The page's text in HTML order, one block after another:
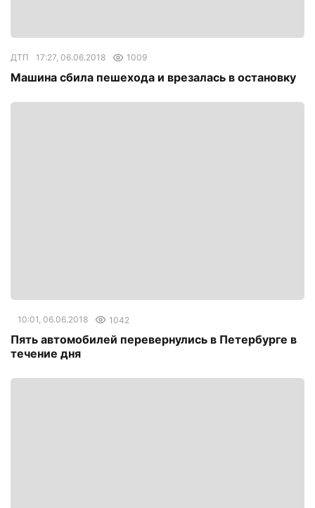
ДТП 17:27, 06.06.2018 1009
Машина сбила пешехода и врезалась в остановку
10:01, 06.06.2018 1042
Пять автомобилей перевернулись в Петербурге в
течение дня